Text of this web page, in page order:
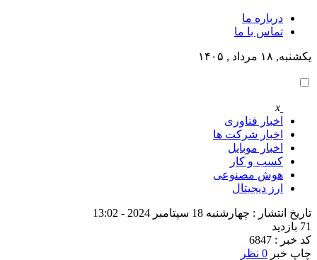
درباره ما
تماس با ما
یکشنبه, ۱۸ مرداد , ۱۴۰۵
x
اخبار فناوری
اخبار شرکت ها
اخبار موبایل
کسب و کار
هوش مصنوعی
ارز دیجیتال
تاریخ انتشار : چهارشنبه 18 سپتامبر 2024 - 13:02
71 بازدید
کد خبر : 6847
چاپ خبر 0 نظر